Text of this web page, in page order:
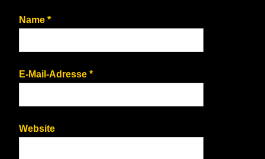
Name *
E-Mail-Adresse *
Website